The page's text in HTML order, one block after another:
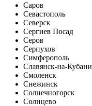
Саров
Севастополь
Северск
Сергиев Посад
Серов
Серпухов
Симферополь
Славянск-на-Кубани
Смоленск
Снежинск
Солнечногорск
Солнцево